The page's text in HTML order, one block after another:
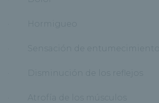
· Hormigueo
· Sensación de entumecimiento
· Disminución de los reflejos
· Atrofía de los músculos